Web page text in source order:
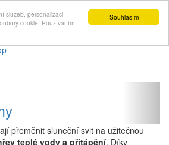
Souhlasím
služeb, personalizaci
cookie. Používáním
přeměnit sluneční svit na užitečnou
teplé vody a přitápění. Díky